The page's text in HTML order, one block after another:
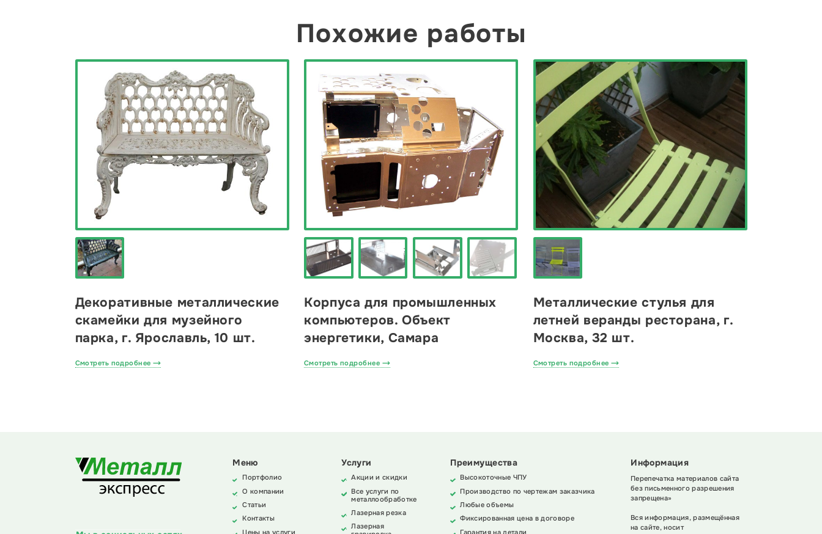
Похожие работы
Декоративные металлические
скамейки для музейного
парка, г. Ярославль, 10 шт.
Смотреть подробнее
Корпуса для промышленных
компьютеров. Объект
энергетики, Самара
Смотреть подробнее
Металлические стулья для
летней веранды ресторана, г.
Москва, 32 шт.
Смотреть подробнее
Меню
Портфолио
О компании
Статьи
Контакты
Цены на услуги
Услуги
Акции и скидки
Все услуги по
металлообработке
Лазерная резка
Лазерная
Преимущества
Высокоточные ЧПУ
Производство по чертежам заказчика
Любые объемы
Фиксированная цена в договоре
Гарантия на детали
Информация
Перепечатка материалов сайта
без письменного разрешения
запрещена»
Вся информация, размещённая
на сайте, носит